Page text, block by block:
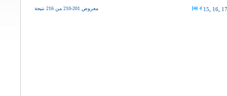
معروض 201-210 من 216 نتيجة 15 16 17